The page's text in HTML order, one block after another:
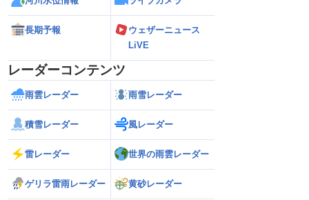
長期予報
ウェザーニュース
LiVE
レーダーコンテンツ
雨雲レーダー 雨雪レーダー
積雪レーダー 風レーダー
雷レーダー 世界の雨雲レーダー
ゲリラ雷雨レーダー 黄砂レーダー